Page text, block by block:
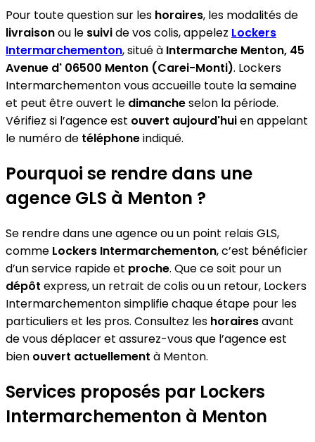
Pour toute question sur les horaires, les modalités de
livraisonou le suivide vos colis, appelez Lockers
Intermarchementon, situé à Intermarche Menton, 45
Avenue d' 06500 Menton (Carei-Monti). Lockers
Intermarchementon vous accueille toute la semaine
et peut être ouvert le dimancheselon la période.
Vérifiez si l’agence est ouvert aujourd'huien appelant
le numéro de téléphoneindiqué.
Pourquoi se rendre dans une
agence GLS à Menton ?
Se rendre dans une agence ou un point relais GLS,
comme Lockers Intermarchementon, c’est bénéficier
d’un service rapide et proche. Que ce soit pour un
dépôt express, un retrait de colis ou un retour, Lockers
Intermarchementon simplifie chaque étape pour les
particuliers et les pros. Consultez les horairesavant
de vous déplacer et assurez-vous que l’agence est
bien ouvert actuellement à Menton.
Services proposés par Lockers
Intermarchementon à Menton